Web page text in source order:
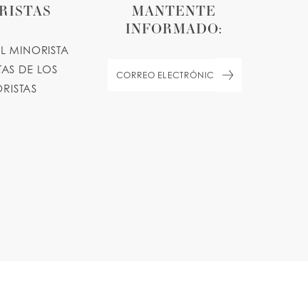
MINORISTA
DE LOS
MANTENTE
INFORMADO: